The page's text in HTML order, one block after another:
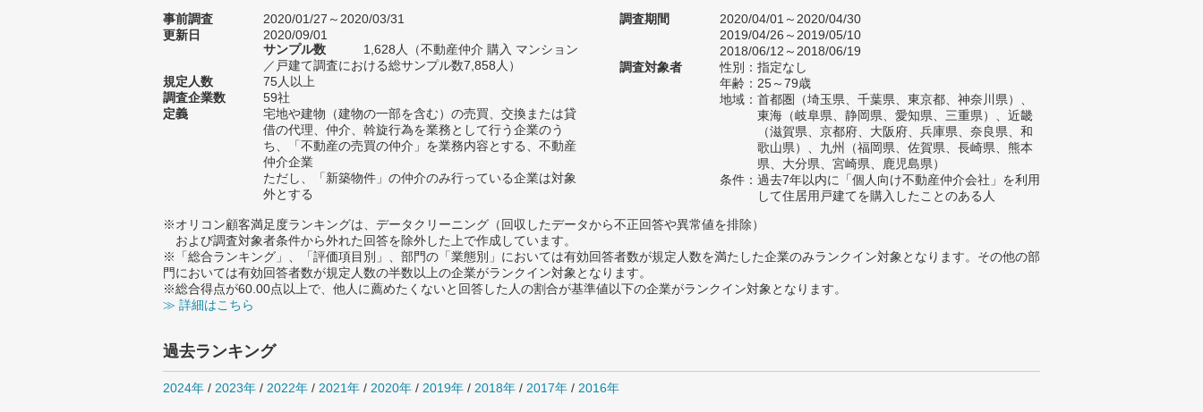
事前調査
2020/01/27～2020/03/31
更新日
2020/09/01
サンプル数
1,628人（不動産仲介 購入 マンション
／戸建て調査における総サンプル数7,858人）
規定人数
75人以上
調査企業数
59社
定義
宅地や建物（建物の一部を含む）の売買、交換または貸
借の代理、仲介、斡旋行為を業務として行う企業のう
ち、「不動産の売買の仲介」を業務内容とする、不動産
仲介企業
ただし、「新築物件」の仲介のみ行っている企業は対象
外とする
調査期間
2020/04/01～2020/04/30
2019/04/26～2019/05/10
2018/06/12～2018/06/19
調査対象者
性別：指定なし
年齢：25～79歳
地域：首都圏（埼玉県、千葉県、東京都、神奈川県）、
東海（岐阜県、静岡県、愛知県、三重県）、近畿
（滋賀県、京都府、大阪府、兵庫県、奈良県、和
歌山県）、九州（福岡県、佐賀県、長崎県、熊本
県、大分県、宮崎県、鹿児島県）
条件：過去7年以内に「個人向け不動産仲介会社」を利用
して住居用戸建てを購入したことのある人
※オリコン顧客満足度ランキングは、データクリーニング（回収したデータから不正回答や異常値を排除）
および調査対象者条件から外れた回答を除外した上で作成しています。
※「総合ランキング」、「評価項目別」、部門の「業態別」においては有効回答者数が規定人数を満たした企業のみランクイン対象となります。その他の部
門においては有効回答者数が規定人数の半数以上の企業がランクイン対象となります。
※総合得点が60.00点以上で、他人に薦めたくないと回答した人の割合が基準値以下の企業がランクイン対象となります。
≫ 詳細はこちら
過去ランキング
2024年 / 2023年 / 2022年 / 2021年 / 2020年 / 2019年 / 2018年 / 2017年 / 2016年